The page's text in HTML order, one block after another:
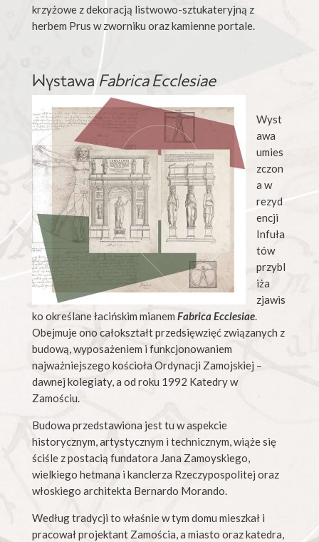
krzyżowe z dekoracją listwowo-sztukateryjną z
herbem Prus w zworniku oraz kamienne portale.
WystawaFabrica Ecclesiae
Wyst
awa
umies
zczon
a w
rezyd
encji
Infuła
tów
przybl
iża
zjawis
ko określane łacińskim mianem Fabrica Ecclesiae.
Obejmuje ono całokształt przedsięwzięć związanych z
budową, wyposażeniem i funkcjonowaniem
najważniejszego kościoła Ordynacji Zamojskiej –
dawnej kolegiaty, a od roku 1992 Katedry w
Zamościu.
Budowa przedstawiona jest tu w aspekcie
historycznym, artystycznym i technicznym, wiąże się
ściśle z postacią fundatora Jana Zamoyskiego,
wielkiego hetmana i kanclerza Rzeczypospolitej oraz
włoskiego architekta Bernardo Morando.
Według tradycji to właśnie w tym domu mieszkał i
pracował projektant Zamościa, a miasto oraz katedra,